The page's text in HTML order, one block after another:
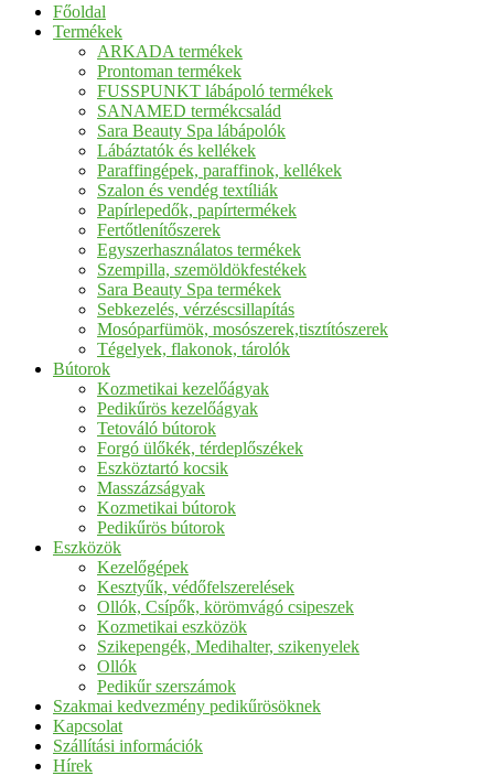
Főoldal
Termékek
ARKADA termékek
Prontoman termékek
FUSSPUNKT lábápoló termékek
SANAMED termékcsalád
Sara Beauty Spa lábápolók
Lábáztatók és kellékek
Paraffingépek, paraffinok, kellékek
Szalon és vendég textíliák
Papírlepedők, papírtermékek
Fertőtlenítőszerek
Egyszerhasználatos termékek
Szempilla, szemöldökfestékek
Sara Beauty Spa termékek
Sebkezelés, vérzéscsillapítás
Mosóparfümök, mosószerek,tisztítószerek
Tégelyek, flakonok, tárolók
Bútorok
Kozmetikai kezelőágyak
Pedikűrös kezelőágyak
Tetováló bútorok
Forgó ülőkék, térdeplőszékek
Eszköztartó kocsik
Masszázságyak
Kozmetikai bútorok
Pedikűrös bútorok
Eszközök
Kezelőgépek
Kesztyűk, védőfelszerelések
Ollók, Csípők, körömvágó csipeszek
Kozmetikai eszközök
Szikepengék, Medihalter, szikenyelek
Ollók
Pedikűr szerszámok
Szakmai kedvezmény pedikűrösöknek
Kapcsolat
Szállítási információk
Hírek